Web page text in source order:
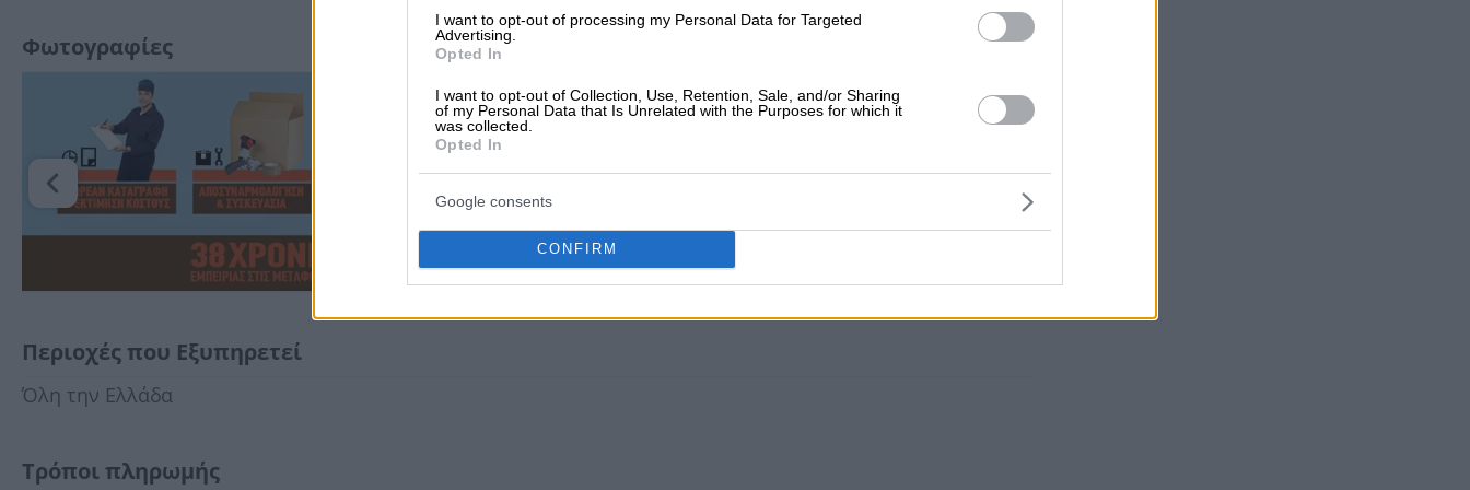
I want to opt-out of processing my Personal Data for Targeted
Advertising.
Opted In
I want to opt-out of Collection, Use, Retention, Sale, and/or Sharing
of my Personal Data that Is Unrelated with the Purposes for which it
was collected.
Opted In
Google consents
CONFIRM
Φωτογραφίες
Περιοχές που Εξυπηρετεί
Όλη την Ελλάδα
Τρόποι πληρωμής